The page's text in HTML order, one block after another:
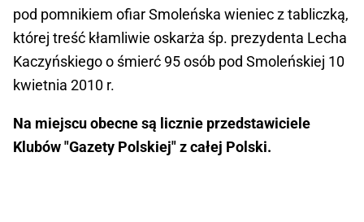
pod pomnikiem ofiar Smoleńska wieniec z tabliczką,
której treść kłamliwie oskarża śp. prezydenta Lecha
Kaczyńskiego o śmierć 95 osób pod Smoleńskiej 10
kwietnia 2010 r.
Na miejscu obecne są licznie przedstawiciele
Klubów "Gazety Polskiej" z całej Polski.